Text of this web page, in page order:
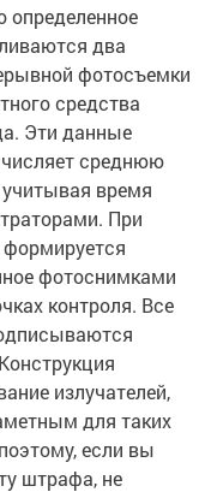
определенное
два
фотосъемки
средства
Эти данные
среднюю
учитывая время
При
фотоснимками
контроля. Все
излучателей,
для таких
если вы
штрафа, не